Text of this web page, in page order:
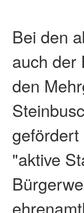
Bei den
auch der
den
"aktive